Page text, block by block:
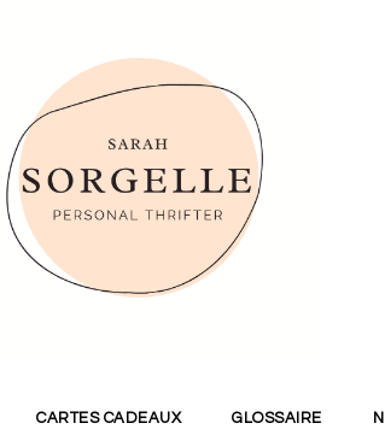
CARTES CADEAUX GLOSSAIRE